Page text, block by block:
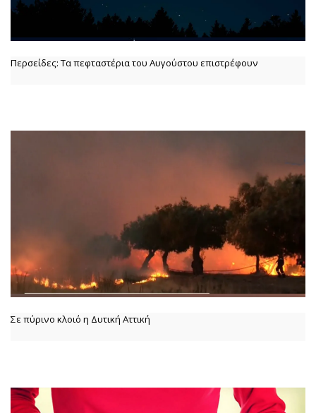
Περσείδες: Τα πεφταστέρια του Αυγούστου επιστρέφουν
Σε πύρινο κλοιό η Δυτική Αττική